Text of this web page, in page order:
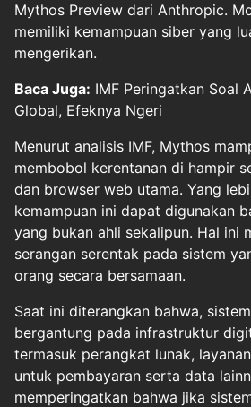
Mythos Preview dari Anthropic.
memiliki kemampuan siber yang
mengerikan.
Baca Juga: IMF Peringatkan Soal
Global, Efeknya Ngeri
Menurut analisis IMF, Mythos
membobol kerentanan di hampir
dan browser web utama. Yang
kemampuan ini dapat digunakan
yang bukan ahli sekalipun. Hal ini
serangan serentak pada sistem
orang secara bersamaan.
Saat ini diterangkan bahwa,
bergantung pada infrastruktur
termasuk perangkat lunak,
untuk pembayaran serta data
memperingatkan bahwa jika